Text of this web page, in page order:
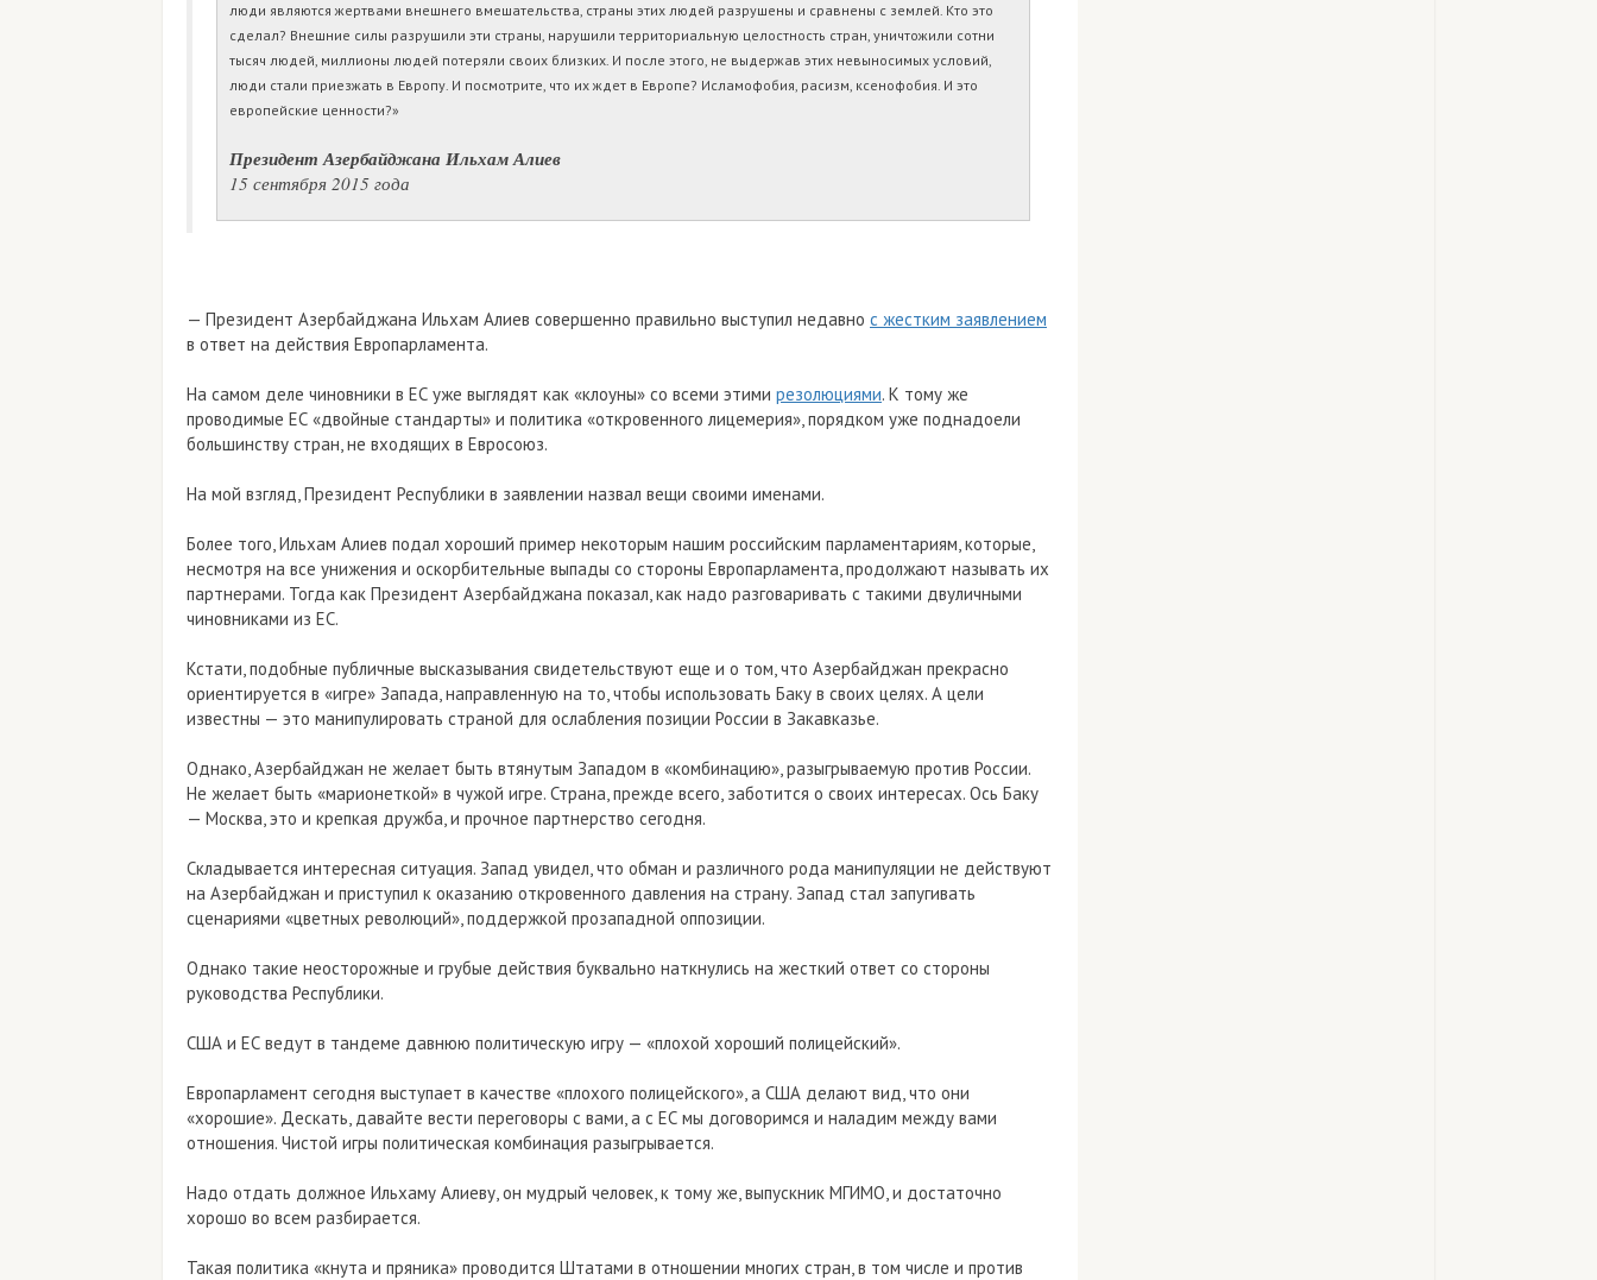
люди являются жертвами внешнего вмешательства, страны этих людей разрушены и сравнены с землей. Кто это
сделал? Внешние силы разрушили эти страны, нарушили территориальную целостность стран, уничтожили сотни
тысяч людей, миллионы людей потеряли своих близких. И после этого, не выдержав этих невыносимых условий,
люди стали приезжать в Европу. И посмотрите, что их ждет в Европе? Исламофобия, расизм, ксенофобия. И это
европейские ценности?»
Президент Азербайджана Ильхам Алиев
15 сентября 2015 года
— Президент Азербайджана Ильхам Алиев совершенно правильно выступил недавно с жестким заявлением
в ответ на действия Европарламента.
На самом деле чиновники в ЕС уже выглядят как «клоуны» со всеми этими резолюциями. К тому же
проводимые ЕС «двойные стандарты» и политика «откровенного лицемерия», порядком уже поднадоели
большинству стран, не входящих в Евросоюз.
На мой взгляд, Президент Республики в заявлении назвал вещи своими именами.
Более того, Ильхам Алиев подал хороший пример некоторым нашим российским парламентариям, которые,
несмотря на все унижения и оскорбительные выпады со стороны Европарламента, продолжают называть их
партнерами. Тогда как Президент Азербайджана показал, как надо разговаривать с такими двуличными
чиновниками из ЕС.
Кстати, подобные публичные высказывания свидетельствуют еще и о том, что Азербайджан прекрасно
ориентируется в «игре» Запада, направленную на то, чтобы использовать Баку в своих целях. А цели
известны — это манипулировать страной для ослабления позиции России в Закавказье.
Однако, Азербайджан не желает быть втянутым Западом в «комбинацию», разыгрываемую против России.
Не желает быть «марионеткой» в чужой игре. Страна, прежде всего, заботится о своих интересах. Ось Баку
— Москва, это и крепкая дружба, и прочное партнерство сегодня.
Складывается интересная ситуация. Запад увидел, что обман и различного рода манипуляции не действуют
на Азербайджан и приступил к оказанию откровенного давления на страну. Запад стал запугивать
сценариями «цветных революций», поддержкой прозападной оппозиции.
Однако такие неосторожные и грубые действия буквально наткнулись на жесткий ответ со стороны
руководства Республики.
США и ЕС ведут в тандеме давнюю политическую игру — «плохой хороший полицейский».
Европарламент сегодня выступает в качестве «плохого полицейского», а США делают вид, что они
«хорошие». Дескать, давайте вести переговоры с вами, а с ЕС мы договоримся и наладим между вами
отношения. Чистой игры политическая комбинация разыгрывается.
Надо отдать должное Ильхаму Алиеву, он мудрый человек, к тому же, выпускник МГИМО, и достаточно
хорошо во всем разбирается.
Такая политика «кнута и пряника» проводится Штатами в отношении многих стран, в том числе и против